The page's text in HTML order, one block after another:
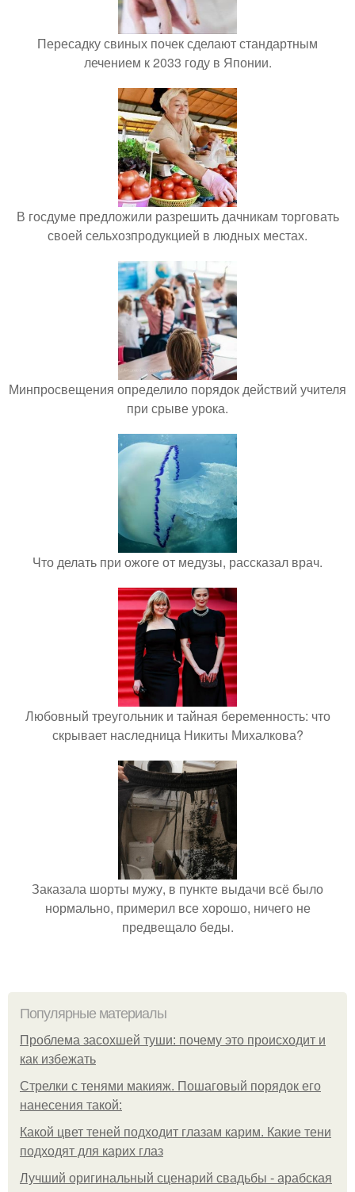
Пересадку свиных почек сделают стандартным
лечением к 2033 году в Японии.
В госдуме предложили разрешить дачникам торговать
своей сельхозпродукцией в людных местах.
Минпросвещения определило порядок действий учителя
при срыве урока.
Что делать при ожоге от медузы, рассказал врач.
Любовный треугольник и тайная беременность: что
скрывает наследница Никиты Михалкова?
Заказала шорты мужу, в пункте выдачи всё было
нормально, примерил все хорошо, ничего не
предвещало беды.
Популярные материалы
Проблема засохшей туши: почему это происходит и
как избежать
Стрелки с тенями макияж. Пошаговый порядок его
нанесения такой:
Какой цвет теней подходит глазам карим. Какие тени
подходят для карих глаз
Лучший оригинальный сценарий свадьбы - арабская